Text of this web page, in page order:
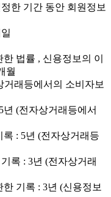
한 기간 동안 회원정보
법률 , 신용정보의 이
월
거래등에서의 소비자보
(전자상거래등에서
: 5년 (전자상거래등
록 : 3년 (전자상거래
기록 : 3년 (신용정보